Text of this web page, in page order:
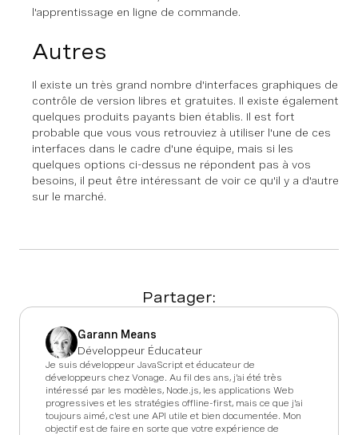
l'apprentissage en ligne de commande.
Autres
Il existe un très grand nombre d'interfaces graphiques de
contrôle de version libres et gratuites. Il existe également
quelques produits payants bien établis. Il est fort
probable que vous vous retrouviez à utiliser l'une de ces
interfaces dans le cadre d'une équipe, mais si les
quelques options ci-dessus ne répondent pas à vos
besoins, il peut être intéressant de voir ce qu'il y a d'autre
sur le marché.
Partager:
Garann Means
Développeur Éducateur
Je suis développeur JavaScript et éducateur de
développeurs chez Vonage. Au fil des ans, j'ai été très
intéressé par les modèles, Node.js, les applications Web
progressives et les stratégies offline-first, mais ce que j'ai
toujours aimé, c'est une API utile et bien documentée. Mon
objectif est de faire en sorte que votre expérience de